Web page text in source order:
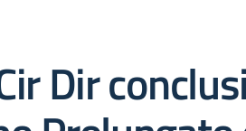
Dir